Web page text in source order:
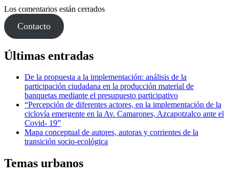
Los comentarios están cerrados
Contacto
Últimas entradas
De la propuesta a la implementación: análisis de la
participación ciudadana en la producción material de
banquetas mediante el presupuesto participativo
“Percepción de diferentes actores, en la implementación de la
ciclovía emergente en la Av. Camarones, Azcapotzalco ante el
Covid- 19”
Mapa conceptual de autores, autoras y corrientes de la
transición socio-ecológica
Temas urbanos